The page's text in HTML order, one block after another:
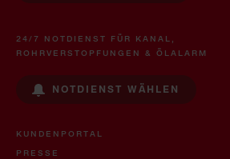
24/7 NOTDIENST FÜR KANAL,
ROHRVERSTOPFUNGEN & ÖLALARM
NOTDIENST WÄHLEN
KUNDENPORTAL
PRESSE